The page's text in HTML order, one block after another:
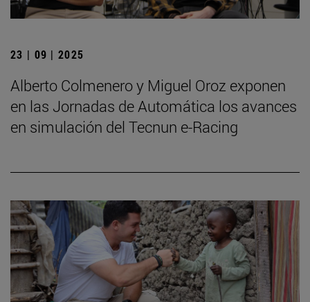
23 | 09 | 2025
Alberto Colmenero y Miguel Oroz exponen
en las Jornadas de Automática los avances
en simulación del Tecnun e-Racing